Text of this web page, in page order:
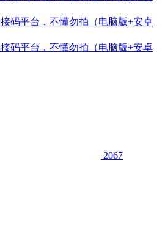
码平台，不懂勿拍（电脑版+安卓
码平台，不懂勿拍（电脑版+安卓
2067